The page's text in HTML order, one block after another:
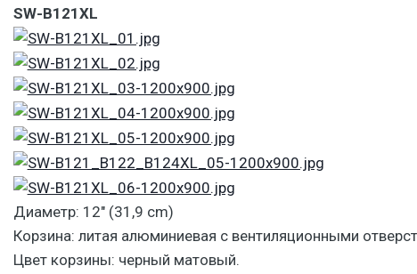
SW-B121XL
Диаметр: 12″ (31,9 cm)
Корзина: литая алюминиевая c вентиляционными
Цвет корзины: черный матовый.